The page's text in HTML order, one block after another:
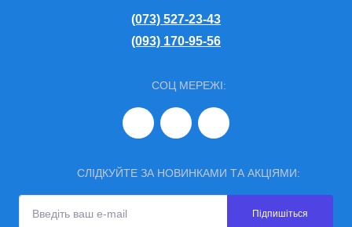
(073) 527-23-43
(093) 170-95-56
СОЦ МЕРЕЖІ:
СЛІДКУЙТЕ ЗА НОВИНКАМИ ТА АКЦІЯМИ:
Підпишіться